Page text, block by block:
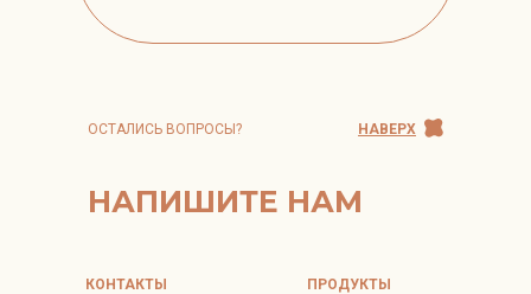
НАПИШИТЕ НАМ
ОСТАЛИСЬ ВОПРОСЫ? НАВЕРХ
ПРОДУКТЫ
КОНТАКТЫ